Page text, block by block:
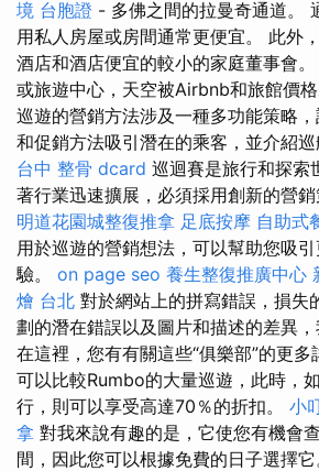
境 台胞證 - 多佛之間的拉曼奇通道。
用私人房屋或房間通常更便宜。 此外
酒店和酒店便宜的較小的家庭董事會
或旅遊中心，天空被Airbnb和旅館價格
巡遊的營銷方法涉及一種多功能策略
和促銷方法吸引潛在的乘客，並介紹巡
台中 整骨 dcard 巡迴賽是旅行和探索
著行業迅速擴展，必須採用創新的營銷
明道花園城整復推拿 足底按摩 自助式
用於巡遊的營銷想法，可以幫助您吸
驗。 on page seo 養生整復推廣中心
燴 台北 對於網站上的拼寫錯誤，損失
劃的潛在錯誤以及圖片和描述的差異，
在這裡，您有有關這些“俱樂部”的更多
可以比較Rumbo的大量巡遊，此時，
行，則可以享受高達70％的折扣。 小
拿 對我來說有趣的是，它使您有機會
間，因此您可以根據免費的日子選擇它